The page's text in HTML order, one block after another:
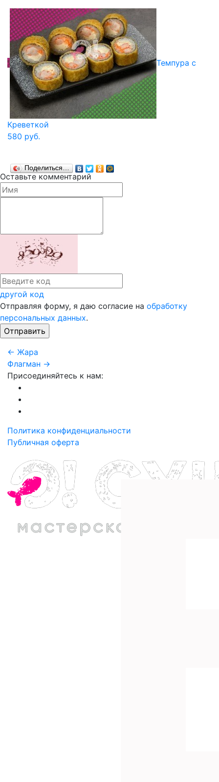
Темпура с
Креветкой
580 руб.
Поделиться…
Оставьте комментарий
другой код
Отправляя форму, я даю согласие на обработку
персональных данных.
← Жара
Флагман →
Присоединяйтесь к нам:
Политика конфиденциальности
Публичная оферта